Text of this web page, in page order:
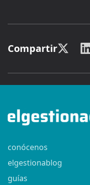
Compartir
conócenos
elgestionablog
guías